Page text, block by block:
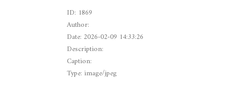
ID: 1869
Author:
Date: 2026-02-09 14:33:26
Description:
Caption:
Type: image/jpeg